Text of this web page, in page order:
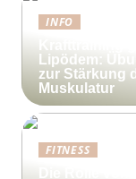
INFO
Lipödem:
zur Stärkung
Muskulatur
FITNESS